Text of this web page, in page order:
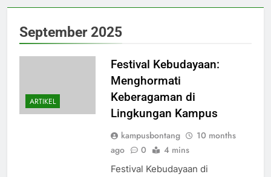
September 2025
ARTIKEL
Festival Kebudayaan:
Menghormati
Keberagaman di
Lingkungan Kampus
kampusbontang
10 months
ago
0 4 mins
Festival Kebudayaan di